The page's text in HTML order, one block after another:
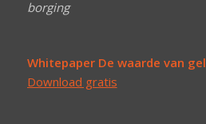
borging
Whitepaper De waarde van
Download gratis